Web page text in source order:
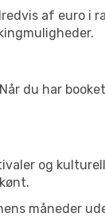
af euro i
du har
og
måneder